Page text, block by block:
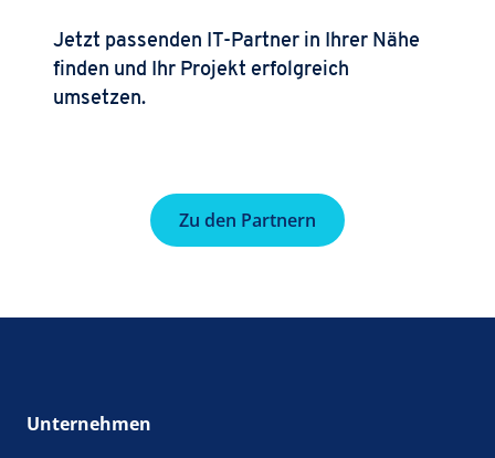
Jetzt passenden IT-Partner in Ihrer Nähe
finden und Ihr Projekt erfolgreich
umsetzen.
Zu den Partnern
Unternehmen